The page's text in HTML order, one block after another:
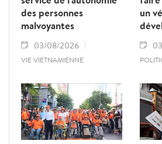
des personnes
malvoyantes
03/08/2026
VIE VIETNAMIENNE
un